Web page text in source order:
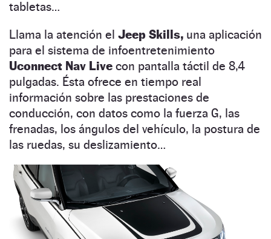
tabletas…
Llama la atención el Jeep Skills, una aplicación
para el sistema de infoentretenimiento
Uconnect Nav Live con pantalla táctil de 8,4
pulgadas. Ésta ofrece en tiempo real
información sobre las prestaciones de
conducción, con datos como la fuerza G, las
frenadas, los ángulos del vehículo, la postura de
las ruedas, su deslizamiento…